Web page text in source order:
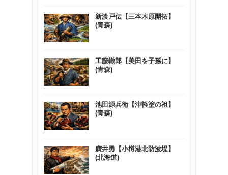
新渡戸伝【三本木原開拓】
(青森)
工藤轍郎【美田を子孫に】
(青森)
池田源兵衛【津軽塗の祖】
(青森)
廣井勇【小樽港北防波堤】
(北海道)